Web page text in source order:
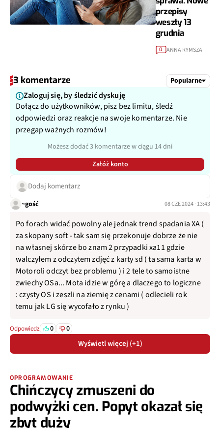
przepisy
weszły 13
grudnia
0 ANNA RYMSZA
3 komentarze Popularne
Zaloguj się, by śledzić dyskuję
Dołącz do użytkowników, pisz bez limitu, śledź
odpowiedzi oraz reakcje na swoje komentarze. Nie
przegap ważnych rozmów!
Możesz dodać 3 komentarze w ciągu 14 dni
Załóż konto
Dodaj komentarz
~gość 08 CZE 2024 · 13:43
Po forach widać powolny ale jednak trend spadania XA (
za skopany soft - tak sam się przekonuje dobrze że nie
na własnej skórze bo znam 2 przypadki xa11 gdzie
walczyłem z odczytem zdjęć z karty sd ( ta sama karta w
Motoroli odczyt bez problemu ) i 2 tele to samoistne
zwiechy OSa... Mota idzie w górę a dlaczego to logiczne
: czysty OS i zeszli na ziemię z cenami ( odlecieli rok
temu jak LG się wycofało z rynku )
Odpowiedz 0 0
Wyświetl więcej (+1)
OPROGRAMOWANIE
Chińczycy zmuszeni do
podwyżki cen. Popyt okazał się
zbyt duży